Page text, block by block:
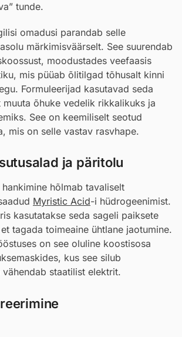
tunde.
omadusi parandab selle
märkimisväärselt. See suurendab
moodustades veefaasis
mis püüab õlitilgad tõhusalt kinni
Formuleerijad kasutavad seda
muuta õhuke vedelik rikkalikuks ja
See on keemiliselt seotud
mis on selle vastav rasvhape.
ja päritolu
hõlmab tavaliselt
Myristic Acid-i hüdrogeenimist.
kasutatakse seda sageli paiksete
tagada toimeaine ühtlane jaotumine.
on see oluline koostisosa
kus see silub
staatilist elektrit.